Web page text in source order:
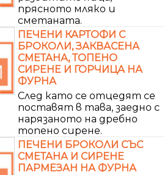
прясното мляко и
сметаната.
ПЕЧЕНИ КАРТОФИ С
БРОКОЛИ, ЗАКВАСЕНА
СМЕТАНА, ТОПEНО
СИРЕНЕ И ГОРЧИЦА НА
ФУРНА
След като се отцедят се
поставят в тава, заедно с
нарязаното на дребно
топено сирене.
ПЕЧЕНИ БРОКОЛИ СЪС
СМЕТАНА И СИРЕНЕ
ПАРМЕЗАН НА ФУРНА